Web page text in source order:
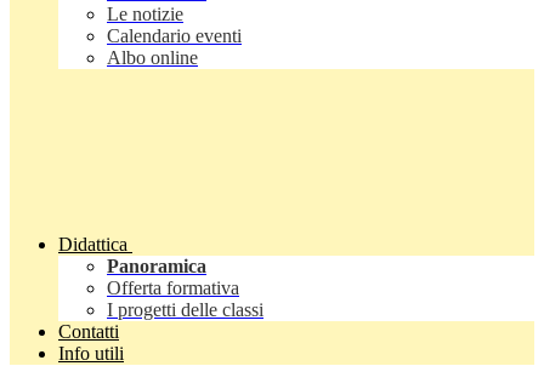
Le notizie
Calendario eventi
Albo online
Didattica
Panoramica
Offerta formativa
I progetti delle classi
Contatti
Info utili